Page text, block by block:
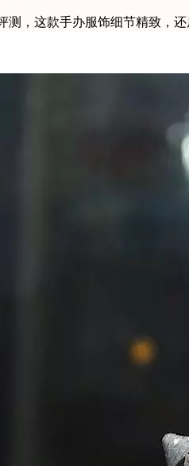
，这款手办服饰细节精致，